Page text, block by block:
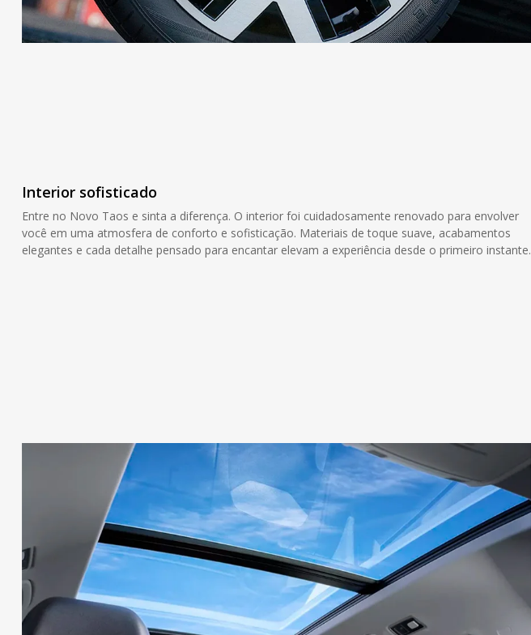
Interior sofisticado
Entre no Novo Taos e sinta a diferença. O interior foi cuidadosamente renovado para envolver
você em uma atmosfera de conforto e sofisticação. Materiais de toque suave, acabamentos
elegantes e cada detalhe pensado para encantar elevam a experiência desde o primeiro instante.